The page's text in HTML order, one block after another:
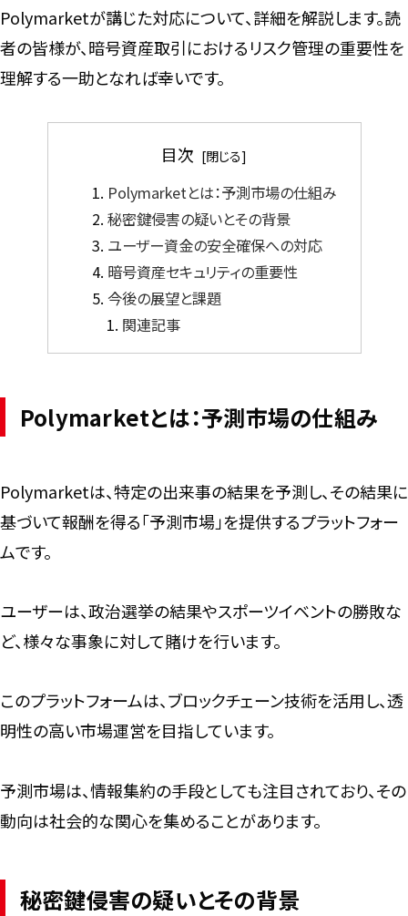
Polymarketが講じた対応について、詳細を解説します。読
者の皆様が、暗号資産取引におけるリスク管理の重要性を
理解する一助となれば幸いです。
目次
Polymarketとは：予測市場の仕組み
秘密鍵侵害の疑いとその背景
ユーザー資金の安全確保への対応
暗号資産セキュリティの重要性
今後の展望と課題
関連記事
Polymarketとは：予測市場の仕組み
Polymarketは、特定の出来事の結果を予測し、その結果に
基づいて報酬を得る「予測市場」を提供するプラットフォー
ムです。
ユーザーは、政治選挙の結果やスポーツイベントの勝敗な
ど、様々な事象に対して賭けを行います。
このプラットフォームは、ブロックチェーン技術を活用し、透
明性の高い市場運営を目指しています。
予測市場は、情報集約の手段としても注目されており、その
動向は社会的な関心を集めることがあります。
秘密鍵侵害の疑いとその背景